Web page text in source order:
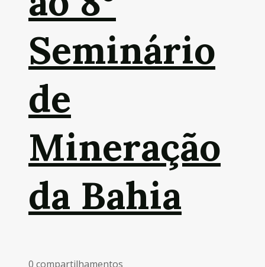
Seminário
de
Mineração
da Bahia
0 compartilhamentos